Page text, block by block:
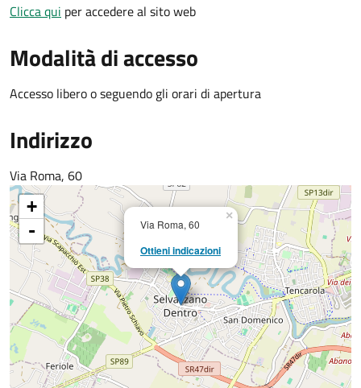
Clicca qui per accedere al sito web
Modalità di accesso
Accesso libero o seguendo gli orari di apertura
Indirizzo
Via Roma, 60
×
Via Roma, 60
Ottieni indicazioni
+
-